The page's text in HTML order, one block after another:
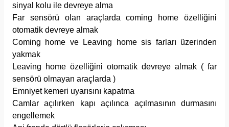
sinyal kolu ile devreye alma
Far sensörü olan araçlarda coming home özelliğini
otomatik devreye almak
Coming home ve Leaving home sis farları üzerinden
yakmak
Leaving home özelliğini otomatik devreye almak ( far
sensörü olmayan araçlarda )
Emniyet kemeri uyarısını kapatma
Camlar açılırken kapı açılınca açılmasının durmasını
engellemek